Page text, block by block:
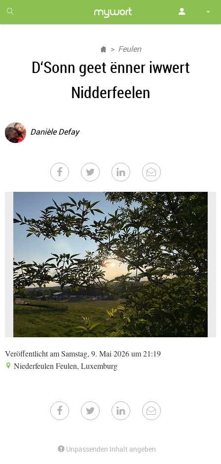
month
free
Feulen
D‘Sonn geet ënner iwwert
Nidderfeelen
Danièle Defay
Veröffentlicht am Samstag, 9. Mai 2026 um 21:19
Niederfeulen Feulen, Luxemburg
Unpassenden Inhalt angeben